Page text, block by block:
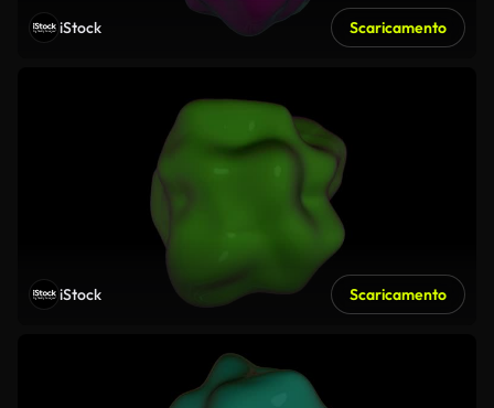
iStock Scaricamento
iStock Scaricamento